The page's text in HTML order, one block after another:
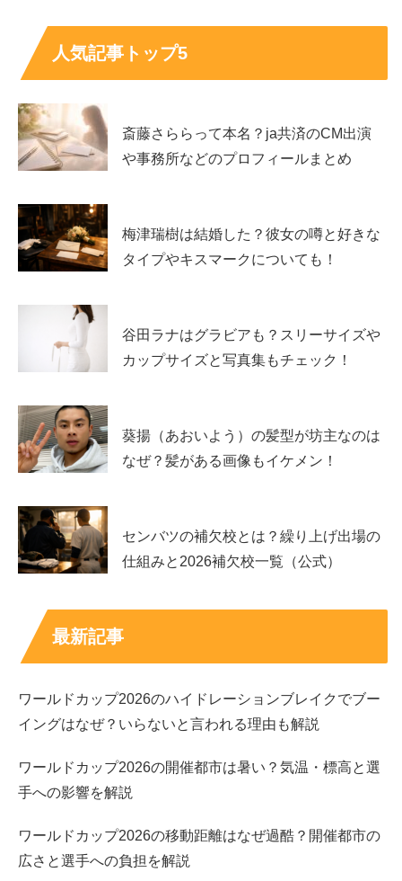
たのかを整理します。結論はシンプルで、別の人物が関係
しています。
久保田紗友さんはテラスハウスに出演してた？結
論は「出演歴は確認できない」
発表され、出演者の情報もまとまって残っています。その
中で「久保田紗友」という名前で出演者として確認できる
情報は見当たりにくく、少なくとも「久保田紗友さんがテ
検索で出てくるのは、後述する“似ている説”による混同が
前提」で考えず、
ると、早く結論にたどり着けます。
れたことがきっかけ
テラスハウスの東京編に出演していた女優の奥山春花さん
かして同一人物？」「久保田紗友が出てた？」と誤解が広
がった流れが考えられます。
顔立ちの印象が近い、髪型や雰囲気が重なるタイミングが
あった、出演作のイメージが混ざったなど、いくつかの要
は、名前だけで追うと迷子になります。
確認するなら、 番組の出演者として発表された氏名と、本
人の出演歴を照らし合わせるのが確実です。
人気記事トップ5
斎藤さららって本名？ja共済のCM出演
や事務所などのプロフィールまとめ
梅津瑞樹は結婚した？彼女の噂と好きな
タイプやキスマークについても！
谷田ラナはグラビアも？スリーサイズや
カップサイズと写真集もチェック！
葵揚（あおいよう）の髪型が坊主なのは
なぜ？髪がある画像もイケメン！
センバツの補欠校とは？繰り上げ出場の
仕組みと2026補欠校一覧（公式）
最新記事
ワールドカップ2026のハイドレーションブレイクでブー
イングはなぜ？いらないと言われる理由も解説
ワールドカップ2026の開催都市は暑い？気温・標高と選
手への影響を解説
ワールドカップ2026の移動距離はなぜ過酷？開催都市の
広さと選手への負担を解説